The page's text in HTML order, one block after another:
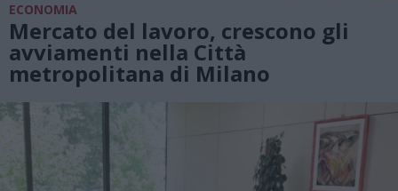
ECONOMIA
Mercato del lavoro, crescono gli
avviamenti nella Città
metropolitana di Milano